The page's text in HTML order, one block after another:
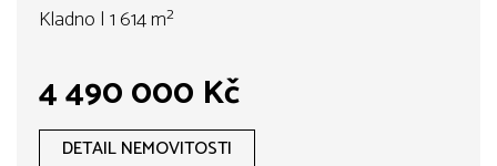
Kladno | 1 614 m²
4 490 000 Kč
DETAIL NEMOVITOSTI